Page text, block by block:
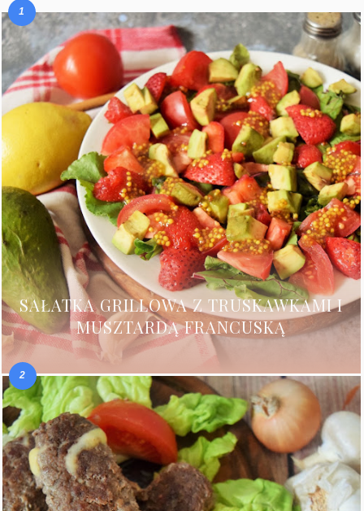
SAŁATKA GRILLOWA Z TRUSKAWKAMI I
MUSZTARDĄ FRANCUSKĄ